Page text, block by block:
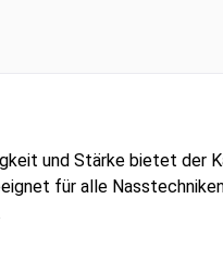
und Stärke bietet der
für alle